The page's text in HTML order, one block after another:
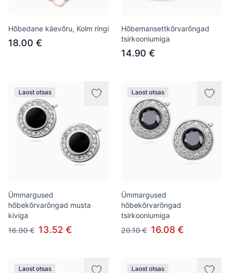
Hõbedane käevõru, Kolm ringi
18.00 €
Hõbemansettkõrvarõngad
tsirkooniumiga
14.90 €
Laost otsas
Ümmargused
hõbekõrvarõngad musta
kiviga
16.90 € 13.52 €
Laost otsas
Ümmargused
hõbekõrvarõngad
tsirkooniumiga
20.10 € 16.08 €
Laost otsas Laost otsas